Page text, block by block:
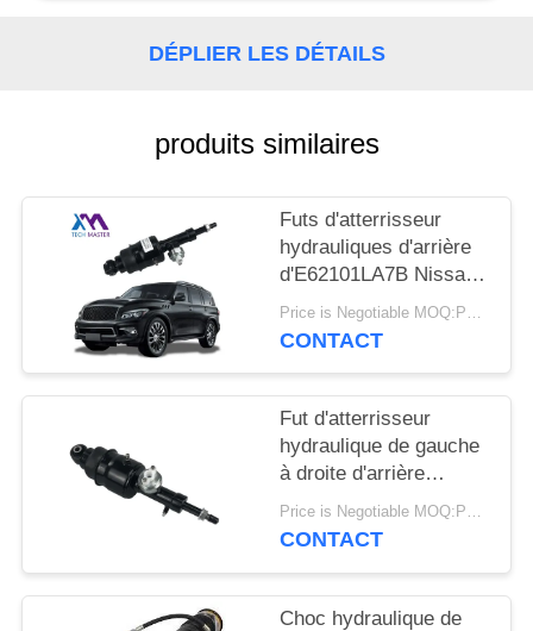
NOUVELLES
DEMANDER
UN DEVIS
PLAN
SITE
INTIMITÉ
POLITIQUE
DÉPLIER LES DÉTAILS
produits similaires
Futs d'atterrisseur
hydrauliques d'arrière
d'E62101LA7B Nissan
Patrol Infiniti QX56
QX80
Price is Negotiable MOQ:PCs 1
CONTACT
Fut d'atterrisseur
hydraulique de gauche
à droite d'arrière
d'E62101LA8B pour
Infiniti QX56 QX80 Z62
Price is Negotiable MOQ:PCs 1
CONTACT
Choc hydraulique de